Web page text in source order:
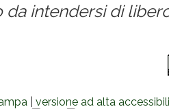
da intendersi di
versione ad alta